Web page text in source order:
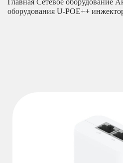
Главная Сетевое оборудование
оборудования U-POE++